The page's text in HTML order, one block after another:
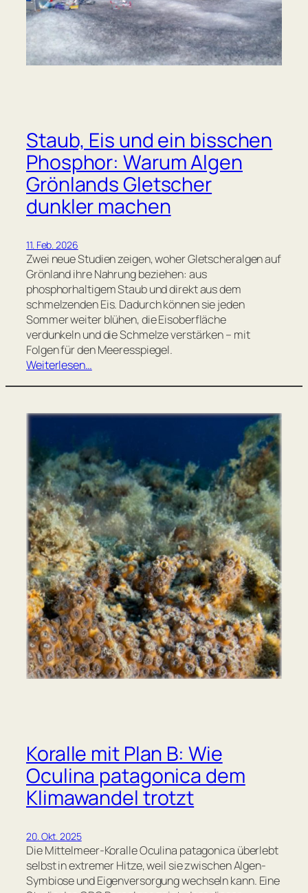
Staub, Eis und ein bisschen
Phosphor: Warum Algen
Grönlands Gletscher
dunkler machen
11. Feb. 2026
Zwei neue Studien zeigen, woher Gletscheralgen auf
Grönland ihre Nahrung beziehen: aus
phosphorhaltigem Staub und direkt aus dem
schmelzenden Eis. Dadurch können sie jeden
Sommer weiter blühen, die Eisoberfläche
verdunkeln und die Schmelze verstärken – mit
Folgen für den Meeresspiegel.
Weiterlesen…
Koralle mit Plan B: Wie
Oculina patagonica dem
Klimawandel trotzt
20. Okt. 2025
Die Mittelmeer-Koralle Oculina patagonica überlebt
selbst in extremer Hitze, weil sie zwischen Algen-
Symbiose und Eigenversorgung wechseln kann. Eine